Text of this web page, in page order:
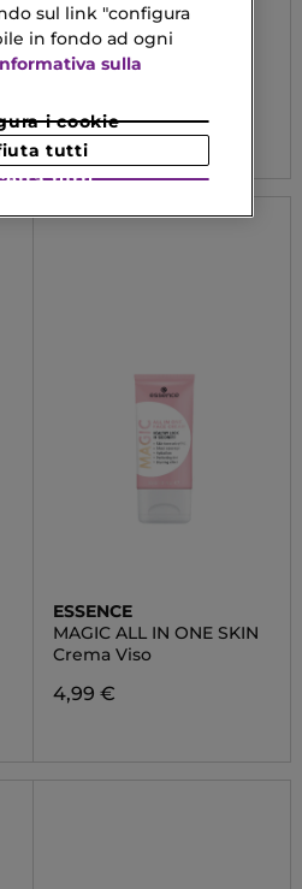
SHISEIDO
SYNCHRO SKIN SOFT
BLURRING PRIMER
Primer Effetto
49,90 €
ESSENCE
MAGIC ALL IN ONE SKIN
Crema Viso
4,99 €
sul link "configura
in fondo ad ogni
sulla
i cookie
tutti
tutti